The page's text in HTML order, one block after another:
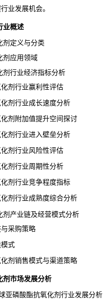
业发展机会。
业概述
定义与分类
应用领域
行业经济指标分析
行业赢利性评估
行业成长速度分析
附加值提升空间探讨
行业进入壁垒分析
行业风险性评估
行业周期性分析
行业竞争程度指标
行业成熟度综合分析
产业链及经营模式分析
购策略
式
销售模式与渠道策略
剂市场发展分析
磷酸酯抗氧化剂行业发展分析